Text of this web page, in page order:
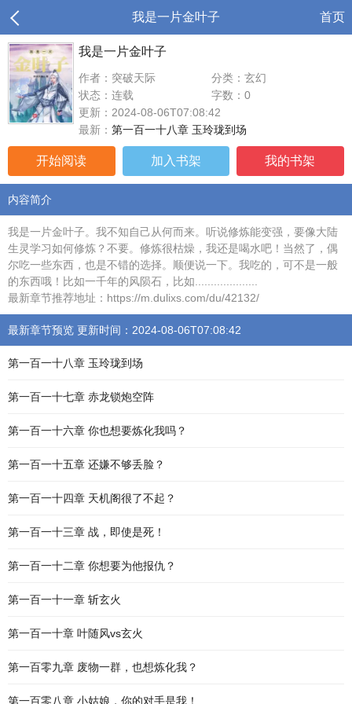
我是一片金叶子 首页
我是一片金叶子
作者：突破天际
分类：玄幻
状态：连载
字数：0
更新：2024-08-06T07:08:42
最新： 第一百一十八章 玉玲珑到场
开始阅读 加入书架 我的书架
内容简介
我是一片金叶子。我不知自己从何而来。听说修炼能变强，要像大陆
生灵学习如何修炼？不要。修炼很枯燥，我还是喝水吧！当然了，偶
尔吃一些东西，也是不错的选择。顺便说一下。我吃的，可不是一般
的东西哦！比如一千年的风陨石，比如....................
最新章节推荐地址：https://m.dulixs.com/du/42132/
最新章节预览 更新时间：2024-08-06T07:08:42
第一百一十八章 玉玲珑到场
第一百一十七章 赤龙锁炮空阵
第一百一十六章 你也想要炼化我吗？
第一百一十五章 还嫌不够丢脸？
第一百一十四章 天机阁很了不起？
第一百一十三章 战，即使是死！
第一百一十二章 你想要为他报仇？
第一百一十一章 斩玄火
第一百一十章 叶随风vs玄火
第一百零九章 废物一群，也想炼化我？
第一百零八章 小姑娘，你的对手是我！